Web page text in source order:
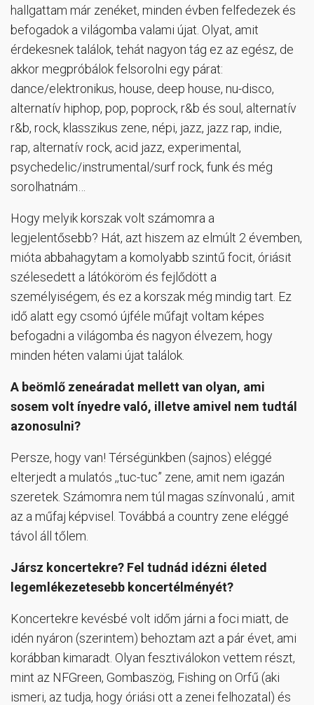
hallgattam már zenéket, minden évben felfedezek és
befogadok a világomba valami újat. Olyat, amit
érdekesnek találok, tehát nagyon tág ez az egész, de
akkor megpróbálok felsorolni egy párat:
dance/elektronikus, house, deep house, nu-disco,
alternatív hiphop, pop, poprock, r&b és soul, alternatív
r&b, rock, klasszikus zene, népi, jazz, jazz rap, indie,
rap, alternatív rock, acid jazz, experimental,
psychedelic/instrumental/surf rock, funk és még
sorolhatnám…
Hogy melyik korszak volt számomra a
legjelentősebb? Hát, azt hiszem az elmúlt 2 évemben,
mióta abbahagytam a komolyabb szintű focit, óriásit
szélesedett a látóköröm és fejlődött a
személyiségem, és ez a korszak még mindig tart. Ez
idő alatt egy csomó újféle műfajt voltam képes
befogadni a világomba és nagyon élvezem, hogy
minden héten valami újat találok.
A beömlő zeneáradat mellett van olyan, ami
sosem volt ínyedre való, illetve amivel nem tudtál
azonosulni?
Persze, hogy van! Térségünkben (sajnos) eléggé
elterjedt a mulatós ,,tuc-tuc” zene, amit nem igazán
szeretek. Számomra nem túl magas színvonalú , amit
az a műfaj képvisel. Továbbá a country zene eléggé
távol áll tőlem.
Jársz koncertekre? Fel tudnád idézni életed
legemlékezetesebb koncertélményét?
Koncertekre kevésbé volt időm járni a foci miatt, de
idén nyáron (szerintem) behoztam azt a pár évet, ami
korábban kimaradt. Olyan fesztiválokon vettem részt,
mint az NFGreen, Gombaszög, Fishing on Orfű (aki
ismeri, az tudja, hogy óriási ott a zenei felhozatal) és